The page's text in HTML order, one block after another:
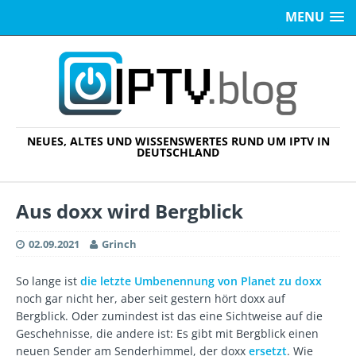
MENU
NEUES, ALTES UND WISSENSWERTES RUND UM IPTV IN
DEUTSCHLAND
Aus doxx wird Bergblick
02.09.2021 Grinch
So lange ist die letzte Umbenennung von Planet zu doxx
noch gar nicht her, aber seit gestern hört doxx auf
Bergblick. Oder zumindest ist das eine Sichtweise auf die
Geschehnisse, die andere ist: Es gibt mit Bergblick einen
neuen Sender am Senderhimmel, der doxx ersetzt. Wie